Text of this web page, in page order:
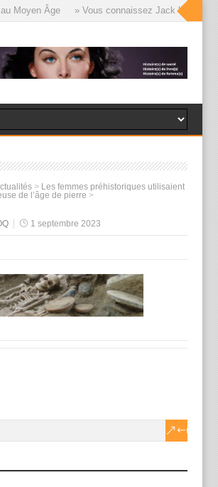
Moyen Âge » Vous connaissez Jack
> Les femmes préhistoriques utilisaient
de l’âge de pierre >
1 septembre 2023